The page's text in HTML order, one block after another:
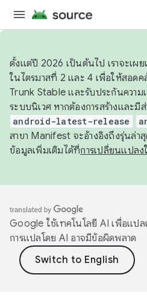
ตั้งแต่ปี 2026 เป็นต้นไป เราจะเผ
ในไตรมาสที่ 2 และ 4 เพื่อให้สอด
Trunk Stable และรับประกันควา
ระบบนิเวศ หากต้องการสร้างและมี
android-latest-release
สาขา Manifest จะอ้างอิงถึงรุ่นล่า
ข้อมูลเพิ่มเติมได้ที่การเปลี่ยนแปลง
Google ใช้เทคโนโลยี AI เพื่อแป
การแปลโดย AI อาจมีข้อผิดพลาด